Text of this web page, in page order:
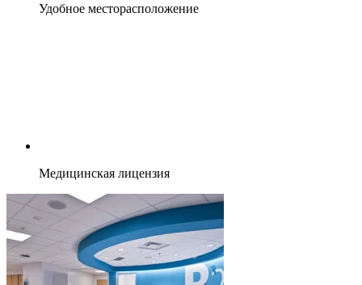
Удобное месторасположение
Медицинская лицензия